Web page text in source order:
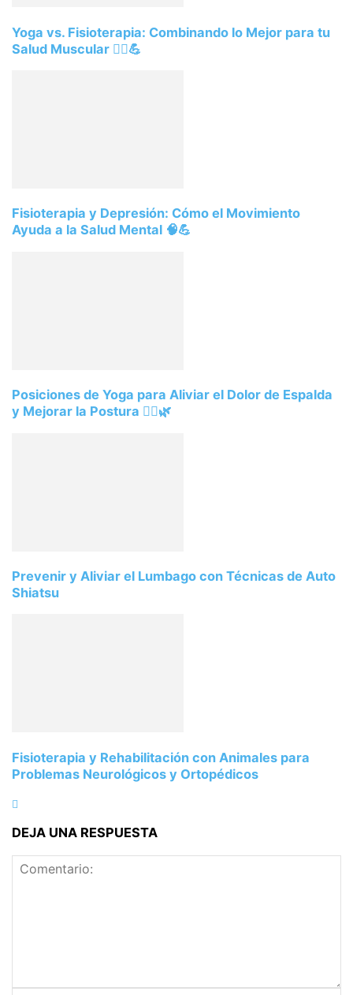
Yoga vs. Fisioterapia: Combinando lo Mejor para tu
Salud Muscular 🧘‍♀️💪
Fisioterapia y Depresión: Cómo el Movimiento
Ayuda a la Salud Mental 🧠💪
Posiciones de Yoga para Aliviar el Dolor de Espalda
y Mejorar la Postura 🧘‍♀️🌿
Prevenir y Aliviar el Lumbago con Técnicas de Auto
Shiatsu
Fisioterapia y Rehabilitación con Animales para
Problemas Neurológicos y Ortopédicos
DEJA UNA RESPUESTA